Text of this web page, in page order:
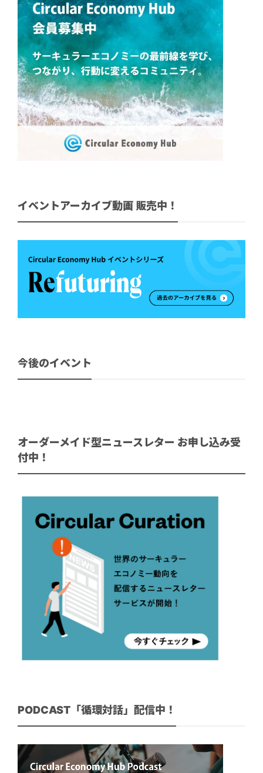
イベントアーカイブ動画 販売中！
今後のイベント
オーダーメイド型ニュースレター お申し込み受
付中！
PODCAST「循環対話」配信中！